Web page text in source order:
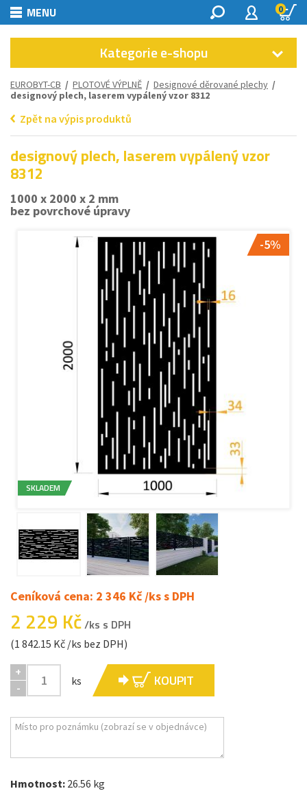
MENU 0
Kategorie e-shopu
EUROBYT-CB / PLOTOVÉ VÝPLNĚ / Designové děrované plechy /
designový plech, laserem vypálený vzor 8312
Zpět na výpis produktů
designový plech, laserem vypálený vzor
8312
1000 x 2000 x 2 mm
bez povrchové úpravy
-5%
SKLADEM
Ceníková cena: 2 346 Kč /ks s DPH
2 229 Kč/ks s DPH
(1 842.15 Kč /ks bez DPH)
+
-
ks KOUPIT
Hmotnost: 26.56 kg